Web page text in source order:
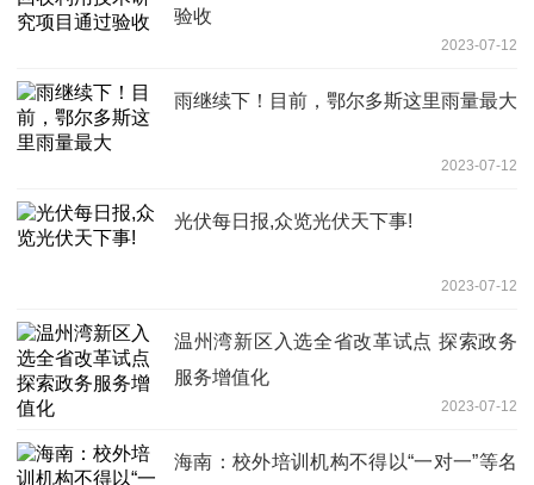
验收
2023-07-12
雨继续下！目前，鄂尔多斯这里雨量最大
2023-07-12
光伏每日报,众览光伏天下事!
2023-07-12
温州湾新区入选全省改革试点 探索政务
服务增值化
2023-07-12
海南：校外培训机构不得以“一对一”等名